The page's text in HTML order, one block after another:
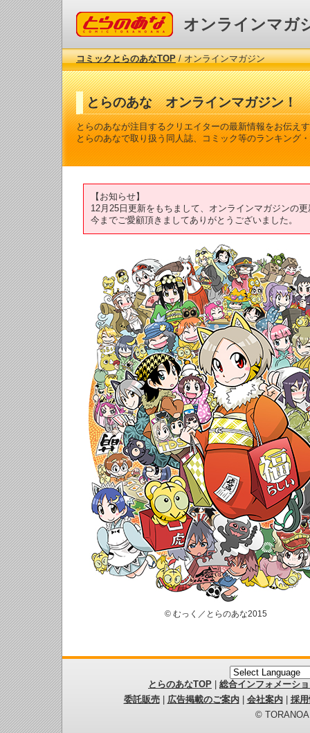
コミックとらのあな オンラインマガ
コミックとらのあなTOP/ オンラインマガジン
とらのあな オンラインマガジン！
とらのあなが注目するクリエイターの最新情報をお伝え
とらのあなで取り扱う同人誌、コミック等のランキング
【お知らせ】
12月25日更新をもちまして、オンラインマガジンの
今までご愛顧頂きましてありがとうございました。
© むっく／とらのあな2015
とらのあなTOP
総合インフォメーシ
委託販売| 広告掲載のご案内| 会社案内| 採
©